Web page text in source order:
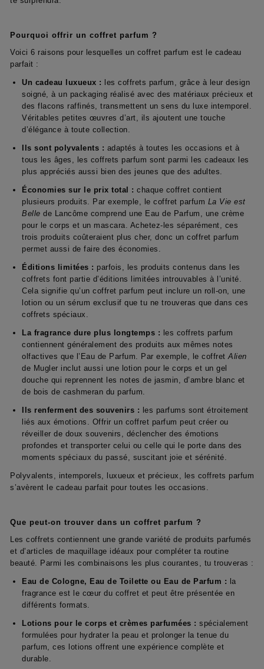
Pourquoi offrir un coffret parfum ?
Voici 6 raisons pour lesquelles un coffret parfum est le cadeau
parfait :
Un cadeau luxueux : les coffrets parfum, grâce à leur design
soigné, à un packaging réalisé avec des matériaux précieux et
des flacons raffinés, transmettent un sens du luxe intemporel.
Véritables petites œuvres d’art, ils ajoutent une touche
d’élégance à toute collection.
Ils sont polyvalents : adaptés à toutes les occasions et à
tous les âges, les coffrets parfum sont parmi les cadeaux les
plus appréciés aussi bien des jeunes que des adultes.
Économies sur le prix total : chaque coffret contient
plusieurs produits. Par exemple, le coffret parfum La Vie est
Belle de Lancôme comprend une Eau de Parfum, une crème
pour le corps et un mascara. Achetez-les séparément, ces
trois produits coûteraient plus cher, donc un coffret parfum
permet aussi de faire des économies.
Éditions limitées : parfois, les produits contenus dans les
coffrets font partie d’éditions limitées introuvables à l’unité.
Cela signifie qu’un coffret parfum peut inclure un roll-on, une
lotion ou un sérum exclusif que tu ne trouveras que dans ces
coffrets spéciaux.
La fragrance dure plus longtemps : les coffrets parfum
contiennent généralement des produits aux mêmes notes
olfactives que l’Eau de Parfum. Par exemple, le coffretAlien
de Mugler inclut aussi une lotion pour le corps et un gel
douche qui reprennent les notes de jasmin, d’ambre blanc et
de bois de cashmeran du parfum.
Ils renferment des souvenirs : les parfums sont étroitement
liés aux émotions. Offrir un coffret parfum peut créer ou
réveiller de doux souvenirs, déclencher des émotions
profondes et transporter celui ou celle qui le porte dans des
moments spéciaux du passé, suscitant joie et sérénité.
Polyvalents, intemporels, luxueux et précieux, les coffrets parfum
s’avèrent le cadeau parfait pour toutes les occasions.
Que peut-on trouver dans un coffret parfum ?
Les coffrets contiennent une grande variété de produits parfumés
et d’articles de maquillage idéaux pour compléter ta routine
beauté. Parmi les combinaisons les plus courantes, tu trouveras :
Eau de Cologne, Eau de Toilette ou Eau de Parfum : la
fragrance est le cœur du coffret et peut être présentée en
différents formats.
Lotions pour le corps et crèmes parfumées : spécialement
formulées pour hydrater la peau et prolonger la tenue du
parfum, ces lotions offrent une expérience complète et
durable.